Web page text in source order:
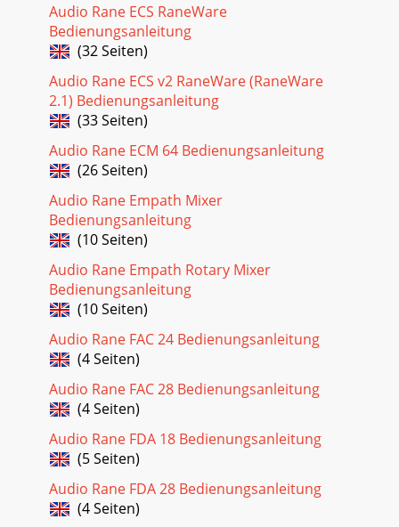
Audio Rane ECS RaneWare
Bedienungsanleitung
(32 Seiten)
Audio Rane ECS v2 RaneWare (RaneWare
2.1) Bedienungsanleitung
(33 Seiten)
Audio Rane ECM 64 Bedienungsanleitung
(26 Seiten)
Audio Rane Empath Mixer
Bedienungsanleitung
(10 Seiten)
Audio Rane Empath Rotary Mixer
Bedienungsanleitung
(10 Seiten)
Audio Rane FAC 24 Bedienungsanleitung
(4 Seiten)
Audio Rane FAC 28 Bedienungsanleitung
(4 Seiten)
Audio Rane FDA 18 Bedienungsanleitung
(5 Seiten)
Audio Rane FDA 28 Bedienungsanleitung
(4 Seiten)